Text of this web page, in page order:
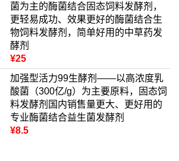
菌为主的酶菌结合固态饲料发酵剂，
更轻易成功、效果更好的酶菌结合生
物饲料发酵剂，简单好用的中草药发
酵剂
¥25
加强型活力99生酵剂——以高浓度乳
酸菌（300亿/g）为主要原料，固态饲
料发酵剂国内销售量更大、更好用的
专业酶菌结合益生菌发酵剂
¥8.5